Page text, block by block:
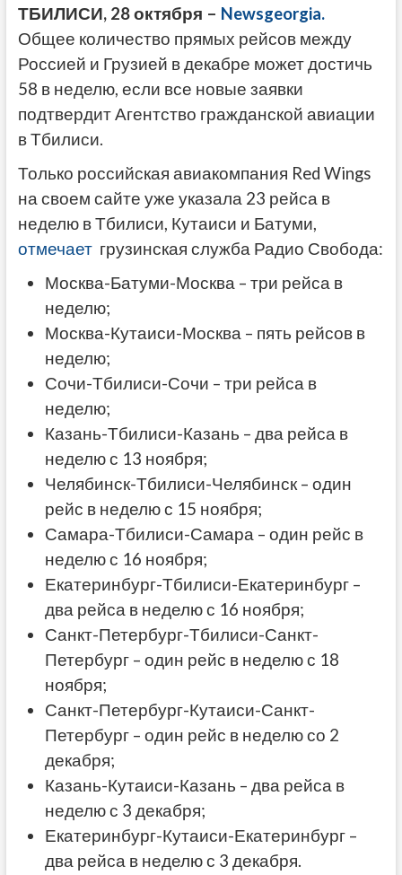
ТБИЛИСИ, 28 октября – Newsgeorgia.
Общее количество прямых рейсов между
Россией и Грузией в декабре может достичь
58 в неделю, если все новые заявки
подтвердит Агентство гражданской авиации
в Тбилиси.
Только российская авиакомпания Red Wings
на своем сайте уже указала 23 рейса в
неделю в Тбилиси, Кутаиси и Батуми,
отмечаетгрузинская служба Радио Свобода:
Москва-Батуми-Москва – три рейса в
неделю;
Москва-Кутаиси-Москва – пять рейсов в
неделю;
Сочи-Тбилиси-Сочи – три рейса в
неделю;
Казань-Тбилиси-Казань – два рейса в
неделю с 13 ноября;
Челябинск-Тбилиси-Челябинск – один
рейс в неделю с 15 ноября;
Самара-Тбилиси-Самара – один рейс в
неделю с 16 ноября;
Екатеринбург-Тбилиси-Екатеринбург –
два рейса в неделю с 16 ноября;
Санкт-Петербург-Тбилиси-Санкт-
Петербург – один рейс в неделю с 18
ноября;
Санкт-Петербург-Кутаиси-Санкт-
Петербург – один рейс в неделю со 2
декабря;
Казань-Кутаиси-Казань – два рейса в
неделю с 3 декабря;
Екатеринбург-Кутаиси-Екатеринбург –
два рейса в неделю с 3 декабря.